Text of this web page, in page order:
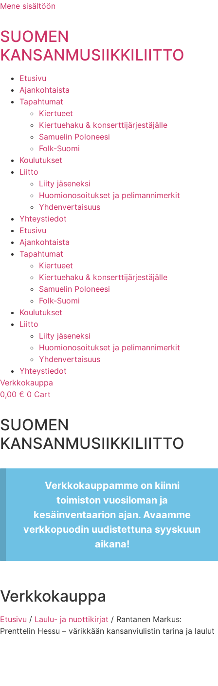
Mene sisältöön
SUOMEN
KANSANMUSIIKKILIITTO
Etusivu
Ajankohtaista
Tapahtumat
Kiertueet
Kiertuehaku & konserttijärjestäjälle
Samuelin Poloneesi
Folk-Suomi
Koulutukset
Liitto
Liity jäseneksi
Huomionosoitukset ja pelimannimerkit
Yhdenvertaisuus
Yhteystiedot
Etusivu
Ajankohtaista
Tapahtumat
Kiertueet
Kiertuehaku & konserttijärjestäjälle
Samuelin Poloneesi
Folk-Suomi
Koulutukset
Liitto
Liity jäseneksi
Huomionosoitukset ja pelimannimerkit
Yhdenvertaisuus
Yhteystiedot
Verkkokauppa
0,00 € 0 Cart
SUOMEN
KANSANMUSIIKKILIITTO
Verkkokauppamme on kiinni
toimiston vuosiloman ja
kesäinventaarion ajan. Avaamme
verkkopuodin uudistettuna syyskuun
aikana!
Verkkokauppa
Etusivu / Laulu- ja nuottikirjat / Rantanen Markus:
Prenttelin Hessu – värikkään kansanviulistin tarina ja laulut